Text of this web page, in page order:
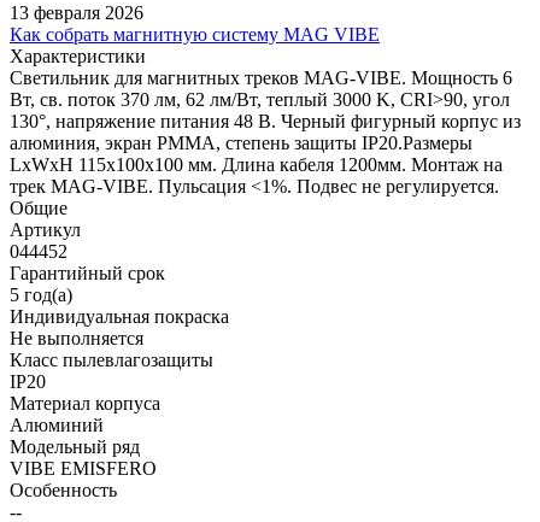
13 февраля 2026
Как собрать магнитную систему MAG VIBE
Характеристики
Светильник для магнитных треков MAG-VIBE. Мощность 6
Вт, св. поток 370 лм, 62 лм/Вт, теплый 3000 K, CRI>90, угол
130°, напряжение питания 48 В. Черный фигурный корпус из
алюминия, экран PMMA, степень защиты IP20.Размеры
LxWxH 115x100x100 мм. Длина кабеля 1200мм. Монтаж на
трек MAG-VIBE. Пульсация <1%. Подвес не регулируется.
Общие
Артикул
044452
Гарантийный срок
5 год(а)
Индивидуальная покраска
Не выполняется
Класс пылевлагозащиты
IP20
Материал корпуса
Алюминий
Модельный ряд
VIBE EMISFERO
Особенность
--